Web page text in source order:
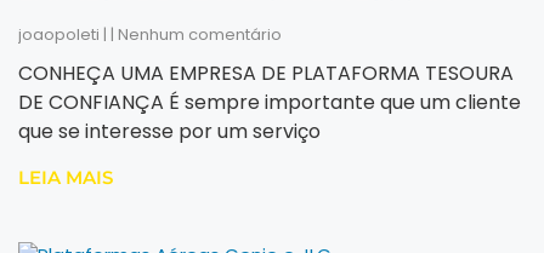
joaopoleti Nenhum comentário
CONHEÇA UMA EMPRESA DE PLATAFORMA TESOURA
DE CONFIANÇA É sempre importante que um cliente
que se interesse por um serviço
LEIA MAIS